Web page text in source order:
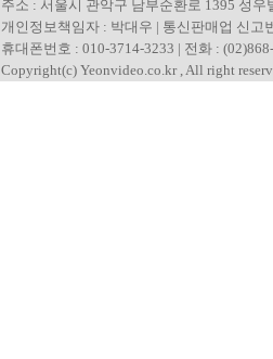
주소 : 서울시 관악구 남부순환로 1395 성우
개인정보책임자 : 박대우 | 통신판매업 신고
휴대폰번호 : 010-3714-3233 | 전화 :
Copyright(c) Yeonvideo.co.kr , All right